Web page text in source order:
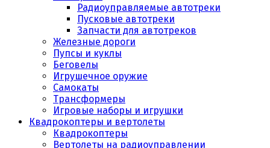
Радиоуправляемые автотреки
Пусковые автотреки
Запчасти для автотреков
Железные дороги
Пупсы и куклы
Беговелы
Игрушечное оружие
Самокаты
Трансформеры
Игровые наборы и игрушки
Квадрокоптеры и вертолеты
Квадрокоптеры
Вертолеты на радиоуправлении